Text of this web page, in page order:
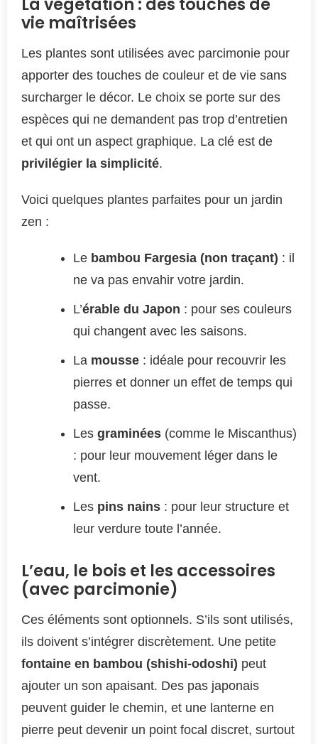
vie maîtrisées
Les plantes sont utilisées avec parcimonie pour
apporter des touches de couleur et de vie sans
surcharger le décor. Le choix se porte sur des
espèces qui ne demandent pas trop d’entretien
et qui ont un aspect graphique. La clé est de
privilégier la simplicité.
Voici quelques plantes parfaites pour un jardin
zen :
Le bambou Fargesia (non traçant) : il
ne va pas envahir votre jardin.
L’érable du Japon : pour ses couleurs
qui changent avec les saisons.
La mousse: idéale pour recouvrir les
pierres et donner un effet de temps qui
passe.
Les graminées(comme le Miscanthus)
: pour leur mouvement léger dans le
vent.
Les pins nains: pour leur structure et
leur verdure toute l’année.
L’eau, le bois et les accessoires
(avec parcimonie)
Ces éléments sont optionnels. S’ils sont utilisés,
ils doivent s’intégrer discrètement. Une petite
fontaine en bambou (shishi-odoshi) peut
ajouter un son apaisant. Des pas japonais
peuvent guider le chemin, et une lanterne en
pierre peut devenir un point focal discret, surtout